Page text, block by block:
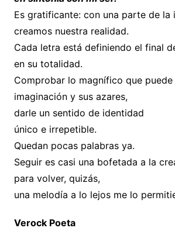
Es gratificante: con una parte de la
creamos nuestra realidad.
Cada letra está definiendo el final
en su totalidad.
Comprobar lo magnífico que puede
imaginación y sus azares,
darle un sentido de identidad
único e irrepetible.
Quedan pocas palabras ya.
Seguir es casi una bofetada a la
para volver, quizás,
una melodía a lo lejos me lo
Verock Poeta